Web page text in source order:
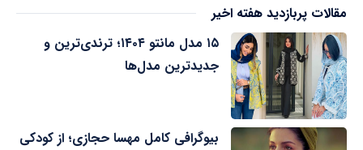
مقالات پربازدید هفته اخیر
۱۵ مدل مانتو ۱۴۰۴؛ ترندی‌ترین و
جدیدترین مدل‌ها
بیوگرافی کامل مهسا حجازی؛ از کودکی